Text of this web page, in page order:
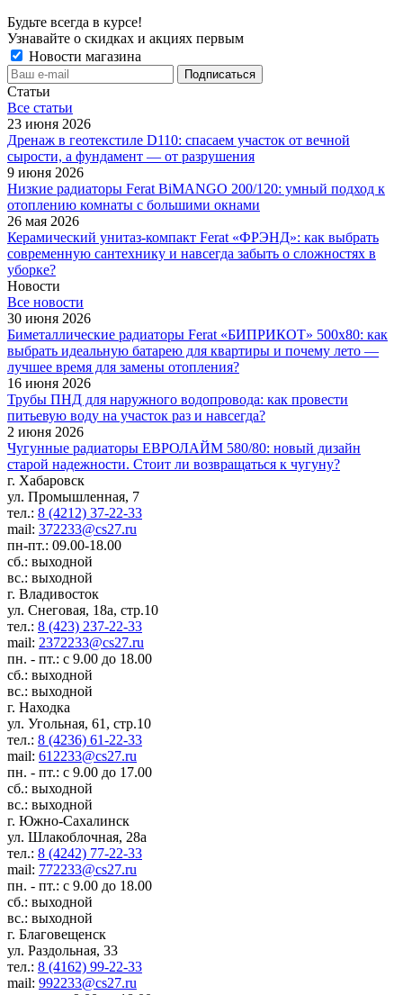
Будьте всегда в курсе!
Узнавайте о скидках и акциях первым
Новости магазина
Статьи
Все cтатьи
23 июня 2026
Дренаж в геотекстиле D110: спасаем участок от вечной
сырости, а фундамент — от разрушения
9 июня 2026
Низкие радиаторы Ferat BiMANGO 200/120: умный подход к
отоплению комнаты с большими окнами
26 мая 2026
Керамический унитаз-компакт Ferat «ФРЭНД»: как выбрать
современную сантехнику и навсегда забыть о сложностях в
уборке?
Новости
Все новости
30 июня 2026
Биметаллические радиаторы Ferat «БИПРИКОТ» 500x80: как
выбрать идеальную батарею для квартиры и почему лето —
лучшее время для замены отопления?
16 июня 2026
Трубы ПНД для наружного водопровода: как провести
питьевую воду на участок раз и навсегда?
2 июня 2026
Чугунные радиаторы ЕВРОЛАЙМ 580/80: новый дизайн
старой надежности. Стоит ли возвращаться к чугуну?
г. Хабаровск
ул. Промышленная, 7
тел.: 8 (4212) 37-22-33
mail: 372233@cs27.ru
пн-пт.: 09.00-18.00
сб.: выходной
вс.: выходной
г. Владивосток
ул. Снеговая, 18а, стр.10
тел.: 8 (423) 237-22-33
mail: 2372233@cs27.ru
пн. - пт.: с 9.00 до 18.00
сб.: выходной
вс.: выходной
г. Находка
ул. Угольная, 61, стр.10
тел.: 8 (4236) 61-22-33
mail: 612233@cs27.ru
пн. - пт.: с 9.00 до 17.00
сб.: выходной
вс.: выходной
г. Южно-Сахалинск
ул. Шлакоблочная, 28а
тел.: 8 (4242) 77-22-33
mail: 772233@cs27.ru
пн. - пт.: с 9.00 до 18.00
сб.: выходной
вс.: выходной
г. Благовещенск
ул. Раздольная, 33
тел.: 8 (4162) 99-22-33
mail: 992233@cs27.ru